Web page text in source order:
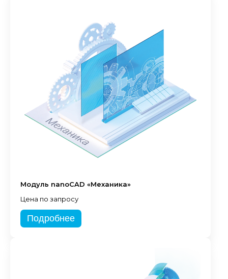
Модуль nanoCAD «Механика»
Цена по запросу
Подробнее